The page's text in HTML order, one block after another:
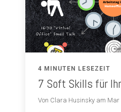
4 MINUTEN LESEZEIT
7 Soft Skills für
Von Clara Husinsky am Mar